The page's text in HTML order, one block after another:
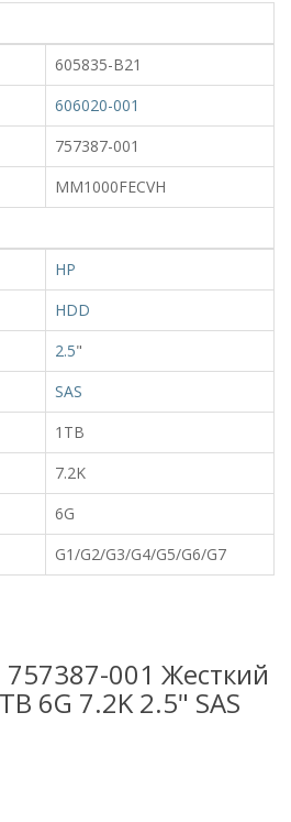
605835-B21
606020-001
757387-001
MM1000FECVH
HP
HDD
2.5"
SAS
1TB
7.2K
6G
G1/G2/G3/G4/G5/G6/G7
757387-001 Жесткий
6G 7.2K 2.5" SAS